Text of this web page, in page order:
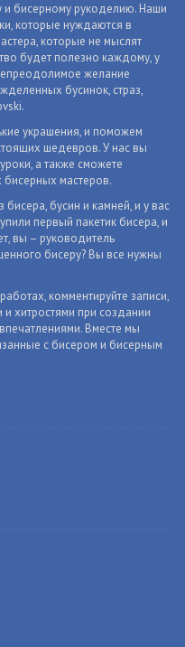
и бисерному рукоделию. Наши
которые нуждаются в
которые не мыслят
будет полезно каждому, у
желание
бусинок, страз,
украшения, и поможем
шедевров. У нас вы
а также сможете
бисерных мастеров.
бусин и камней, и у вас
первый пакетик бисера, и
вы – руководитель
бисеру? Вы все нужны
комментируйте записи,
хитростями при создании
Вместе мы
с бисером и бисерным